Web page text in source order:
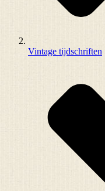
Vintage tijdschriften